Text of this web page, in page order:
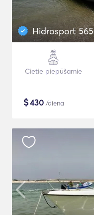
Hidrosport 565
Cietie piepūšamie
$430 /diena